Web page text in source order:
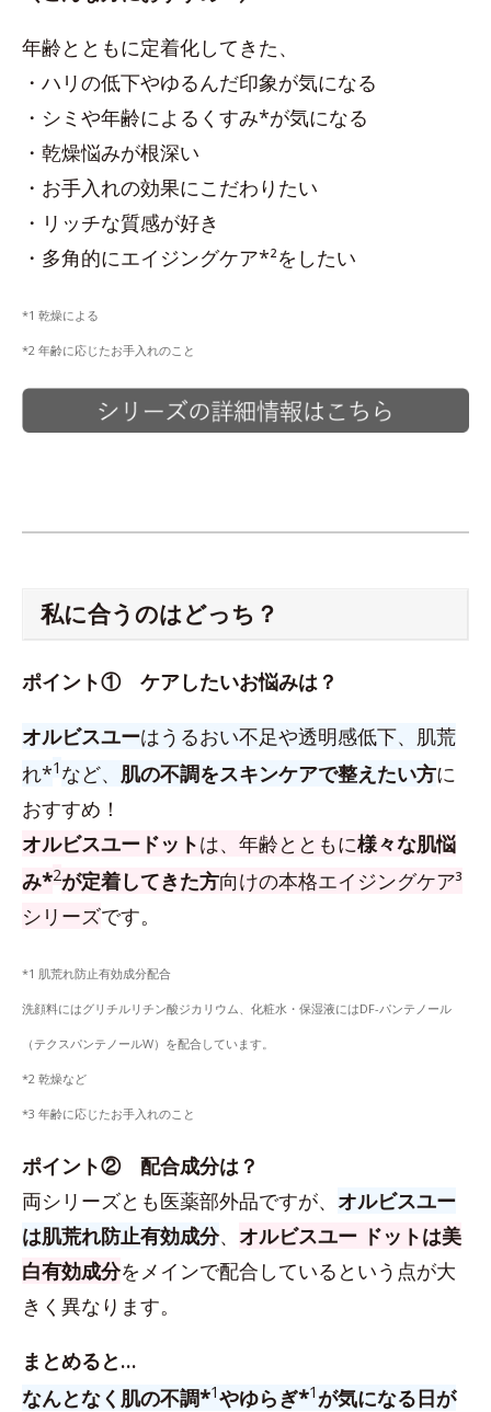
年齢とともに定着化してきた、
・ハリの低下やゆるんだ印象が気になる
・シミや年齢によるくすみ*が気になる
・乾燥悩みが根深い
・お手入れの効果にこだわりたい
・リッチな質感が好き
・多角的にエイジングケア*²をしたい
*1 乾燥による
*2 年齢に応じたお手入れのこと
私に合うのはどっち？
ポイント① ケアしたいお悩みは？
オルビスユーはうるおい不足や透明感低下、肌荒
れ*1 など、 肌の不調をスキンケアで整えたい方に
おすすめ！
オルビスユードットは、年齢とともに様々な肌悩
み*2が定着してきた方向けの本格エイジングケア³
シリーズです。
*1 肌荒れ防止有効成分配合
洗顔料にはグリチルリチン酸ジカリウム、化粧水・保湿液にはDF-パンテノール
（テクスパンテノールW）を配合しています。
*2 乾燥など
*3 年齢に応じたお手入れのこと
ポイント② 配合成分は？
両シリーズとも医薬部外品ですが、 オルビスユー
は肌荒れ防止有効成分、 オルビスユー ドットは美
白有効成分をメインで配合しているという点が大
きく異なります。
まとめると…
なんとなく肌の不調*1やゆらぎ*1 が気になる日が